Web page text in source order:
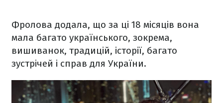
Фролова додала, що за ці 18 місяців вона
мала багато українського, зокрема,
вишиванок, традицій, історії, багато
зустрічей і справ для України.